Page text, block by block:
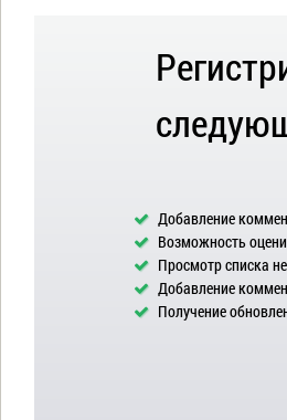
Добавление
Возможность
Просмотр списка
Добавление
Получение